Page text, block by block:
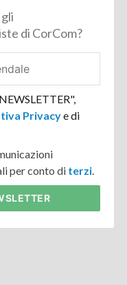
di CorCom?
Privacye di
per conto di terzi.